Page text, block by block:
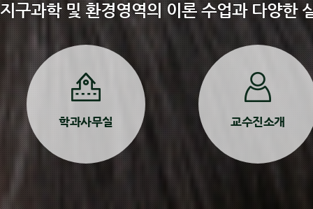
지구과학 및 환경영역의 이론 수업과 다양한
학과사무실 교수진소개